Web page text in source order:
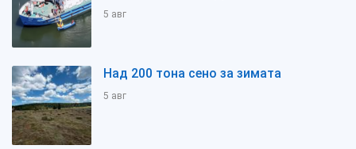
5 авг
Над 200 тона сено за зимата
5 авг